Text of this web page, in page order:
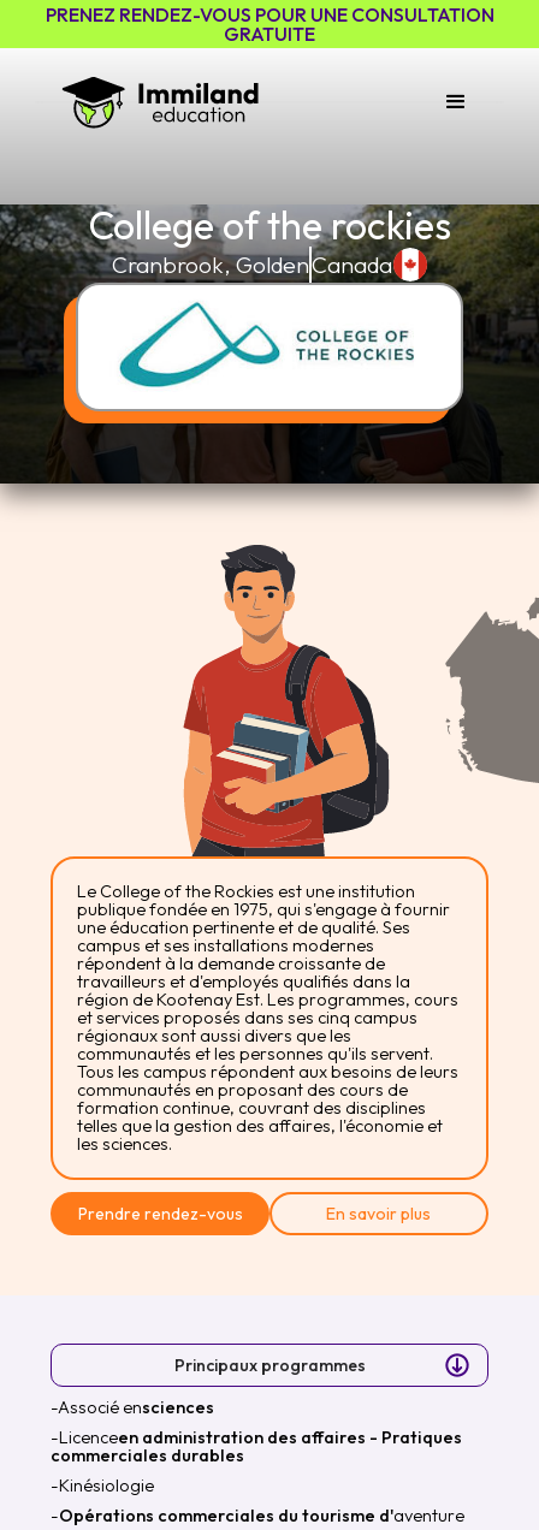
PRENEZ RENDEZ-VOUS POUR UNE CONSULTATION
GRATUITE
College of the rockies
Cranbrook, GoldenCanada
Le College of the Rockies est une institution
publique fondée en 1975, qui s'engage à fournir
une éducation pertinente et de qualité. Ses
campus et ses installations modernes
répondent à la demande croissante de
travailleurs et d'employés qualifiés dans la
région de Kootenay Est. Les programmes, cours
et services proposés dans ses cinq campus
régionaux sont aussi divers que les
communautés et les personnes qu'ils servent.
Tous les campus répondent aux besoins de leurs
communautés en proposant des cours de
formation continue, couvrant des disciplines
telles que la gestion des affaires, l'économie et
les sciences.
Prendre rendez-vous En savoir plus
Principaux programmes
-Associé ensciences
-Licenceen administration des affaires - Pratiques
commerciales durables
-Kinésiologie
-Opérations commerciales du tourisme d'aventure